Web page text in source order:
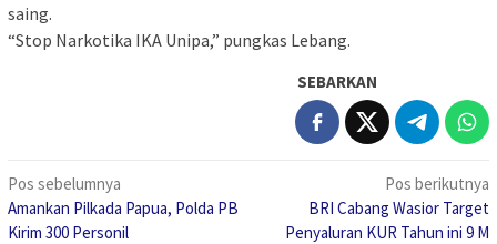
saing.
“Stop Narkotika IKA Unipa,” pungkas Lebang.
SEBARKAN
Navigasi
pos
Pos sebelumnya
Amankan Pilkada Papua, Polda PB
Kirim 300 Personil
Pos berikutnya
BRI Cabang Wasior Target
Penyaluran KUR Tahun ini 9 M